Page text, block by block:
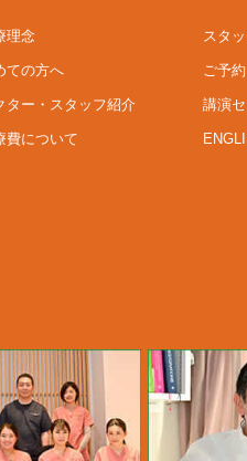
理念
ての方へ
ター・スタッフ紹介
費について
スタ
ご予
講演